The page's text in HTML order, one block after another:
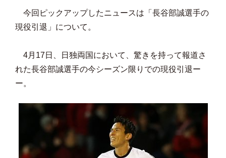
今回ピックアップしたニュースは「長谷部誠選手の
現役引退」について。
4月17日、日独両国において、驚きを持って報道さ
れた長谷部誠選手の今シーズン限りでの現役引退ー
ー。